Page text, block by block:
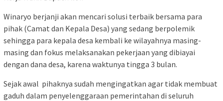
Winaryo berjanji akan mencari solusi terbaik bersama para
pihak (Camat dan Kepala Desa) yang sedang berpolemik
sehingga para kepala desa kembali ke wilayahnya masing-
masing dan fokus melaksanakan pekerjaan yang dibiayai
dengan dana desa, karena waktunya tingga 3 bulan.
Sejak awal pihaknya sudah mengingatkan agar tidak membuat
gaduh dalam penyelenggaraan pemerintahan di seluruh